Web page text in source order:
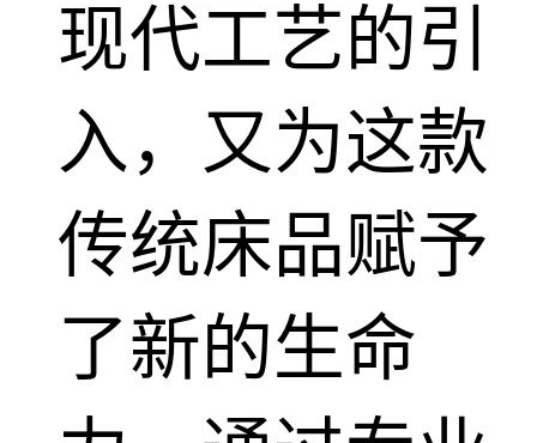
现代工艺的引
入，又为这款
传统床品赋予
了新的生命